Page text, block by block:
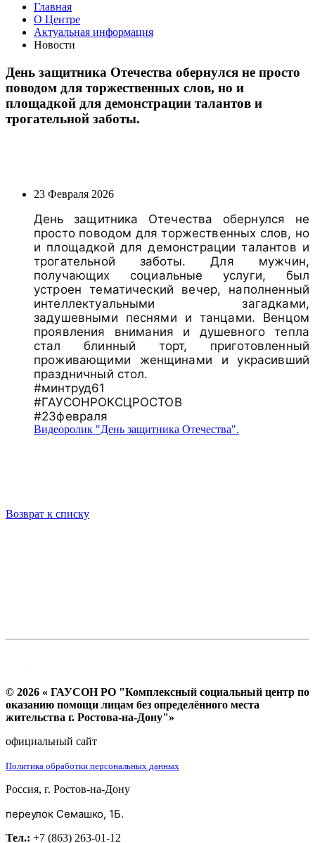
Главная
О Центре
Актуальная информация
Новости
День защитника Отечества обернулся не просто
поводом для торжественных слов, но и
площадкой для демонстрации талантов и
трогательной заботы.
23 Февраля 2026
День защитника Отечества обернулся не
просто поводом для торжественных слов, но
и площадкой для демонстрации талантов и
трогательной заботы. Для мужчин,
получающих социальные услуги, был
устроен тематический вечер, наполненный
интеллектуальными загадками,
задушевными песнями и танцами. Венцом
проявления внимания и душевного тепла
стал блинный торт, приготовленный
проживающими женщинами и украсивший
праздничный стол.
#минтруд61
#ГАУСОНРОКСЦРОСТОВ
#23февраля
Видеоролик "День защитника Отечества".
Возврат к списку
© 2026 « ГАУСОН РО "Комплексный социальный центр по
оказанию помощи лицам без определённого места
жительства г. Ростова-на-Дону"»
официальный сайт
Политика обработки персональных данных
Россия, г. Ростов-на-Дону
переулок Семашко, 1Б.
Тел.: +7 (863) 263-01-12